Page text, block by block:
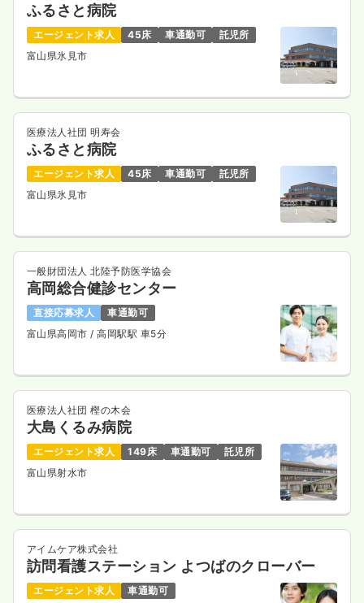
ふるさと病院
エージェント求人 45床 車通勤可
託児所
富山県氷見市
医療法人社団 明寿会
ふるさと病院
エージェント求人 45床 車通勤可
託児所
富山県氷見市
一般財団法人 北陸予防医学協会
高岡総合健診センター
直接応募求人
車通勤可
富山県高岡市/ 高岡駅駅 車5分
医療法人社団 樫の木会
大島くるみ病院
エージェント求人 149床 車通勤可
託児所
富山県射水市
アイムケア株式会社
訪問看護ステーション よつばのクローバー
エージェント求人 車通勤可